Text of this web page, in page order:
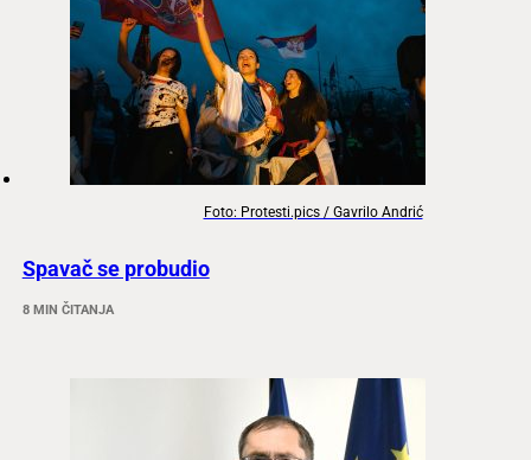
Foto: Protesti.pics / Gavrilo Andrić
Spavač se probudio
8 MIN ČITANJA